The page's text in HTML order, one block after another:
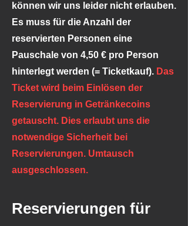
können wir uns leider nicht erlauben.
Es muss für die Anzahl der
reservierten Personen eine
Pauschale von 4,50 € pro Person
hinterlegt werden (= Ticketkauf). Das
Ticket wird beim Einlösen der
Reservierung in Getränkecoins
getauscht. Dies erlaubt uns die
notwendige Sicherheit bei
Reservierungen. Umtausch
ausgeschlossen.
Reservierungen für